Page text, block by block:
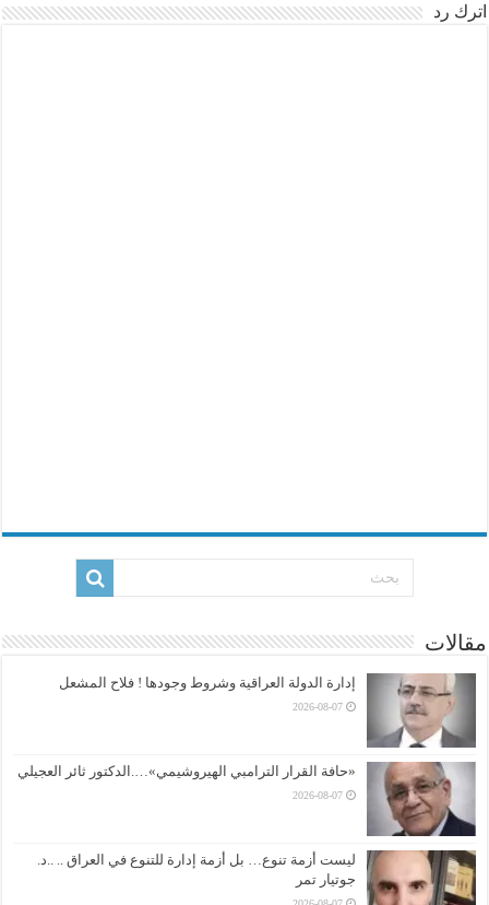
اترك رد
مقالات
إدارة الدولة العراقية وشروط وجودها ! فلاح المشعل
2026-08-07
«حافة القرار الترامبي الهيروشيمي»….الدكتور ثائر العجيلي
2026-08-07
ليست أزمة تنوع… بل أزمة إدارة للتنوع في العراق .. ..د.
جوتيار تمر